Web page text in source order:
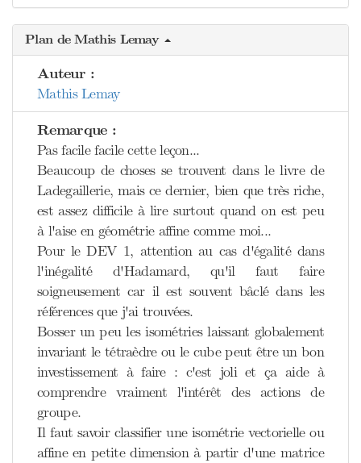
Plan de Mathis Lemay
Auteur :
Mathis Lemay
Remarque :
Pas facile facile cette leçon...
Beaucoup de choses se trouvent dans le livre de
Ladegaillerie, mais ce dernier, bien que très riche,
est assez difficile à lire surtout quand on est peu
à l'aise en géométrie affine comme moi...
Pour le DEV 1, attention au cas d'égalité dans
l'inégalité d'Hadamard, qu'il faut faire
soigneusement car il est souvent bâclé dans les
références que j'ai trouvées.
Bosser un peu les isométries laissant globalement
invariant le tétraèdre ou le cube peut être un bon
investissement à faire : c'est joli et ça aide à
comprendre vraiment l'intérêt des actions de
groupe.
Il faut savoir classifier une isométrie vectorielle ou
affine en petite dimension à partir d'une matrice